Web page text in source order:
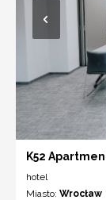
K52
hotel
Miasto: Wrocław